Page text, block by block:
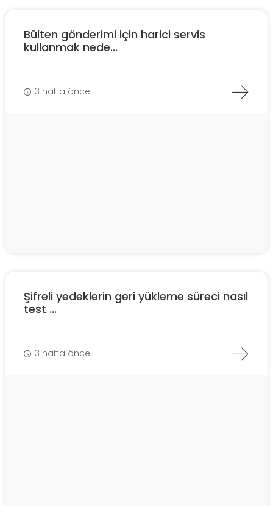
Bülten gönderimi için harici servis
kullanmak nede...
3 hafta önce
Şifreli yedeklerin geri yükleme süreci nasıl
test ...
3 hafta önce